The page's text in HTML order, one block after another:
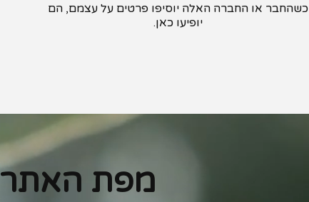
כשהחבר או החברה האלה יוסיפו פרטים על עצמם, הם
יופיעו כאן.
מפת האתר